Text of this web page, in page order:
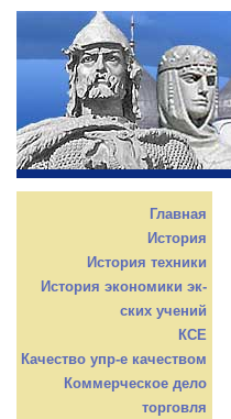
Главная
История
История техники
История экономики эк-
ских учений
КСЕ
Качество упр-е качеством
Коммерческое дело
торговля